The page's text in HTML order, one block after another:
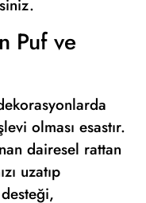
Puf ve
olması esastır.
dairesel rattan
uzatıp